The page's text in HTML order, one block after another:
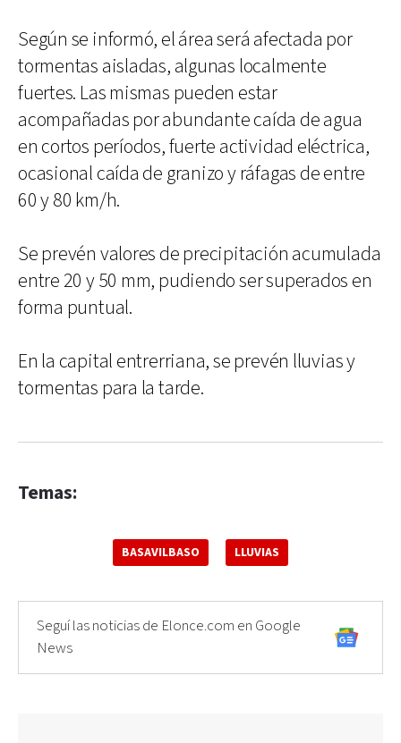
Según se informó, el área será afectada por
tormentas aisladas, algunas localmente
fuertes. Las mismas pueden estar
acompañadas por abundante caída de agua
en cortos períodos, fuerte actividad eléctrica,
ocasional caída de granizo y ráfagas de entre
60 y 80 km/h.
Se prevén valores de precipitación acumulada
entre 20 y 50 mm, pudiendo ser superados en
forma puntual.
En la capital entrerriana, se prevén lluvias y
tormentas para la tarde.
Temas:
BASAVILBASO LLUVIAS
Seguí las noticias de Elonce.com en Google
News